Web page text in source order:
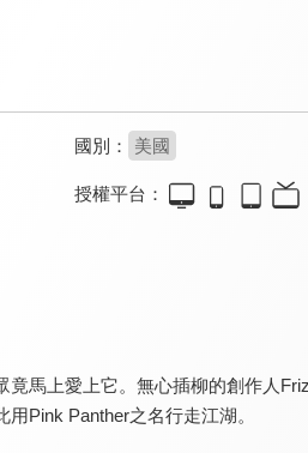
國別： 美國
授權平台：
馬上愛上它。無心插柳的創作人
Pink Panther之名行走江湖。